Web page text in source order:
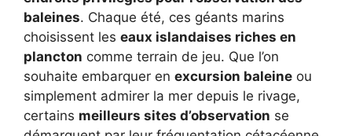
baleines. Chaque été, ces géants marins
choisissent les eaux islandaises riches en
plancton comme terrain de jeu. Que l’on
souhaite embarquer en excursion baleine ou
simplement admirer la mer depuis le rivage,
certains meilleurs sites d’observation se